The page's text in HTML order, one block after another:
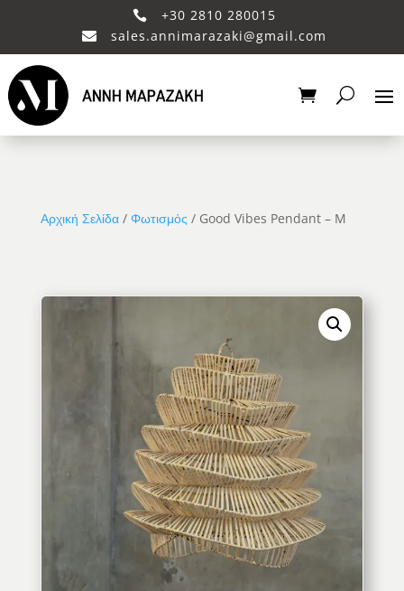
 +30 2810 280015
 sales.annimarazaki@gmail.com
Αρχική Σελίδα/ Φωτισμός / Good Vibes Pendant – M